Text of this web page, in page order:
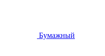
Бумажный